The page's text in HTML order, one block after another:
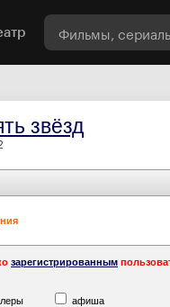
звёзд
зарегистрированным
афиша